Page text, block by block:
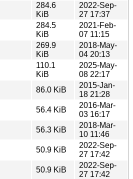
284.6
KiB
2022-Sep-
27 17:37
284.5
KiB
2021-Feb-
07 11:15
269.9
KiB
2018-May-
04 20:13
110.1
KiB
2025-May-
08 22:17
86.0 KiB
2015-Jan-
18 21:28
56.4 KiB
2016-Mar-
03 16:17
56.3 KiB
2018-Mar-
10 11:46
50.9 KiB
2022-Sep-
27 17:42
50.9 KiB
2022-Sep-
27 17:42